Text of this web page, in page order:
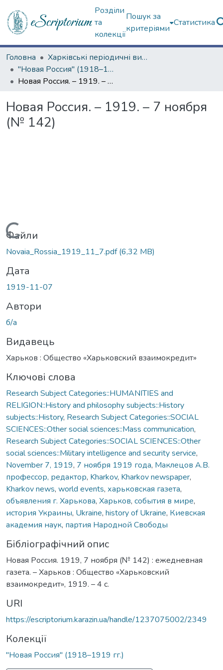
Розділи
та
колекції
Пошук за
критеріями
Статистика
Головна
Харківські періодичні видання
"Новая Россия" (1918–1919 гг.)
Новая Россия. – 1919. – 7 ноября (№ 142)
Новая Россия. – 1919. – 7 ноября
(№ 142)
Вантажиться...
Файли
Novaia_Rossia_1919_11_7.pdf(6,32 MB)
Дата
1919-11-07
Автори
б/а
Видавець
Харьков : Общество «Харьковский взаимокредит»
Ключові слова
Research Subject Categories::HUMANITIES and
RELIGION::History and philosophy subjects::History
subjects::History, Research Subject Categories::SOCIAL
SCIENCES::Other social sciences::Mass communication,
Research Subject Categories::SOCIAL SCIENCES::Other
social sciences::Military intelligence and security service,
November 7, 1919, 7 ноября 1919 года, Маклецов А.В.
профессор, редактор, Kharkov, Kharkov newspaper,
Kharkov news, world events, харьковская газета,
объявления г. Харькова, Харьков, события в мире,
история Украины, Ukraine, history of Ukraine, Киевская
академия наук, партия Народной Свободы
Бібліографічний опис
Новая Россия. 1919, 7 ноября (№ 142) : ежедневная
газета. – Харьков : Общество «Харьковский
взаимокредит», 1919. – 4 с.
URI
https://escriptorium.karazin.ua/handle/1237075002/2349
Колекції
"Новая Россия" (1918–1919 гг.)